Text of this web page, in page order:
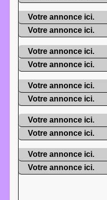
Votre annonce ici.
Votre annonce ici.
Votre annonce ici.
Votre annonce ici.
Votre annonce ici.
Votre annonce ici.
Votre annonce ici.
Votre annonce ici.
Votre annonce ici.
Votre annonce ici.